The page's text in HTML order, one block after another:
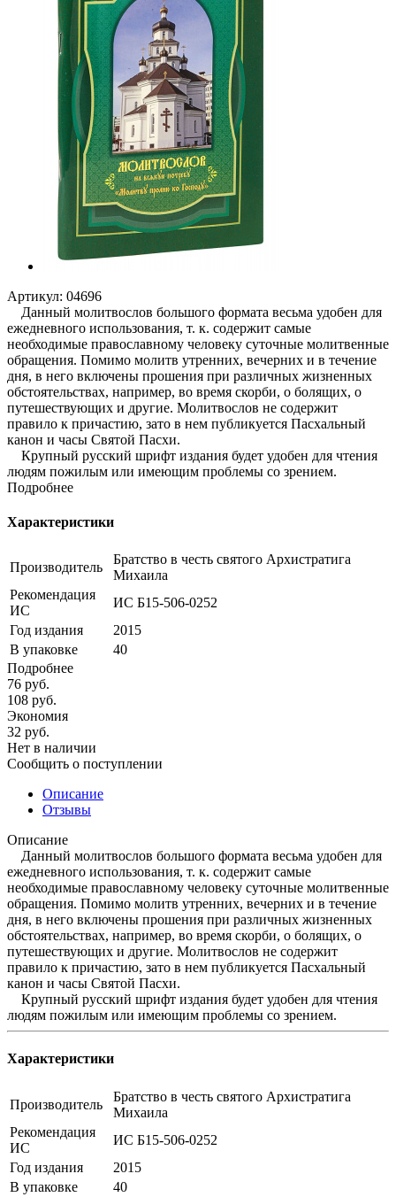
Артикул: 04696
Данный молитвослов большого формата весьма удобен для
ежедневного использования, т. к. содержит самые
необходимые православному человеку суточные молитвенные
обращения. Помимо молитв утренних, вечерних и в течение
дня, в него включены прошения при различных жизненных
обстоятельствах, например, во время скорби, о болящих, о
путешествующих и другие. Молитвослов не содержит
правило к причастию, зато в нем публикуется Пасхальный
канон и часы Святой Пасхи.
Крупный русский шрифт издания будет удобен для чтения
людям пожилым или имеющим проблемы со зрением.
Подробнее
Характеристики
Производитель
Братство в честь святого Архистратига
Михаила
Рекомендация
ИС
ИС Б15-506-0252
Год издания
2015
В упаковке
40
Подробнее
76 руб.
108 руб.
Экономия
32 руб.
Нет в наличии
Сообщить о поступлении
Описание
Отзывы
Описание
Данный молитвослов большого формата весьма удобен для
ежедневного использования, т. к. содержит самые
необходимые православному человеку суточные молитвенные
обращения. Помимо молитв утренних, вечерних и в течение
дня, в него включены прошения при различных жизненных
обстоятельствах, например, во время скорби, о болящих, о
путешествующих и другие. Молитвослов не содержит
правило к причастию, зато в нем публикуется Пасхальный
канон и часы Святой Пасхи.
Крупный русский шрифт издания будет удобен для чтения
людям пожилым или имеющим проблемы со зрением.
Характеристики
Производитель
Братство в честь святого Архистратига
Михаила
Рекомендация
ИС
ИС Б15-506-0252
Год издания
2015
В упаковке
40